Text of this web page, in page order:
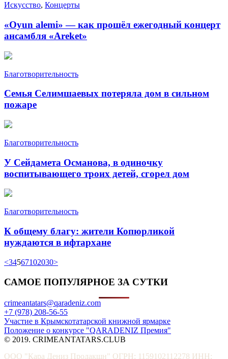
Искусство, Концерты
«Oyun alemi» — как прошёл ежегодный концерт
ансамбля «Areket»
Благотворительность
Семья Селимшаевых потеряла дом в сильном
пожаре
Благотворительность
У Сейдамета Османова, в одиночку
воспитывающего троих детей, сгорел дом
Благотворительность
К общему благу: жители Копюрликой
нуждаются в ифтархане
<34567102030>
САМОЕ ПОПУЛЯРНОЕ ЗА СУТКИ
crimeantatars@qaradeniz.com
+7 (978) 208-56-55
Участие в Крымскотатарской книжной ярмарке
Положение о конкурсе "QARADENIZ Премия"
© 2019. CRIMEANTATARS.CLUB
ООО "Кара Дениз Продакшн" ОГРН: 1159102112278 ИНН: